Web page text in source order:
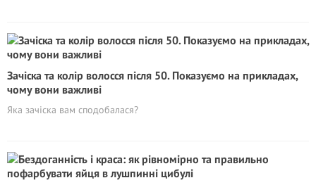
Зачіска та колір волосся після 50. Показуємо на прикладах,
чому вони важливі
Яка зачіска вам сподобалася?